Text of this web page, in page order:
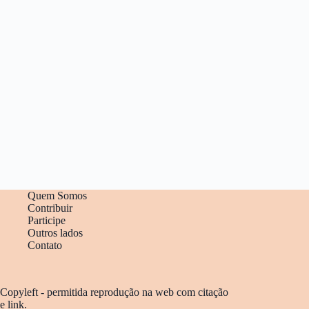
Quem Somos
Contribuir
Participe
Outros lados
Contato
Copyleft - permitida reprodução na web com citação
e link.